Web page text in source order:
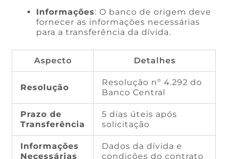
Informações: O banco de origem deve
fornecer as informações necessárias
para a transferência da dívida.
Aspecto Detalhes
Resolução
Resolução nº 4.292 do
Banco Central
Prazo de
Transferência
5 dias úteis após
solicitação
Informações
Necessárias
Dados da dívida e
condições do contrato